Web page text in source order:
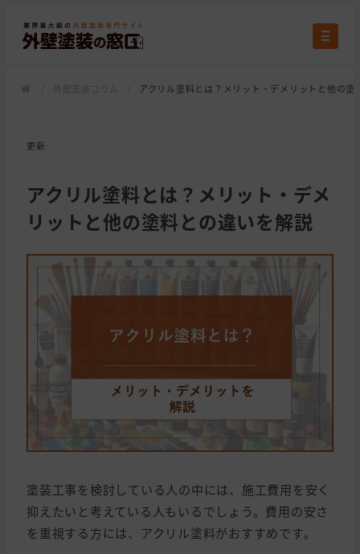
アクリル塗料とは？メリット・デメリットと他の
更新
アクリル塗料とは？メリット・デメ
リットと他の塗料との違いを解説
塗装工事を検討している人の中には、施工費用を安く
抑えたいと考えている人もいるでしょう。費用の安さ
を重視する方には、アクリル塗料がおすすめです。